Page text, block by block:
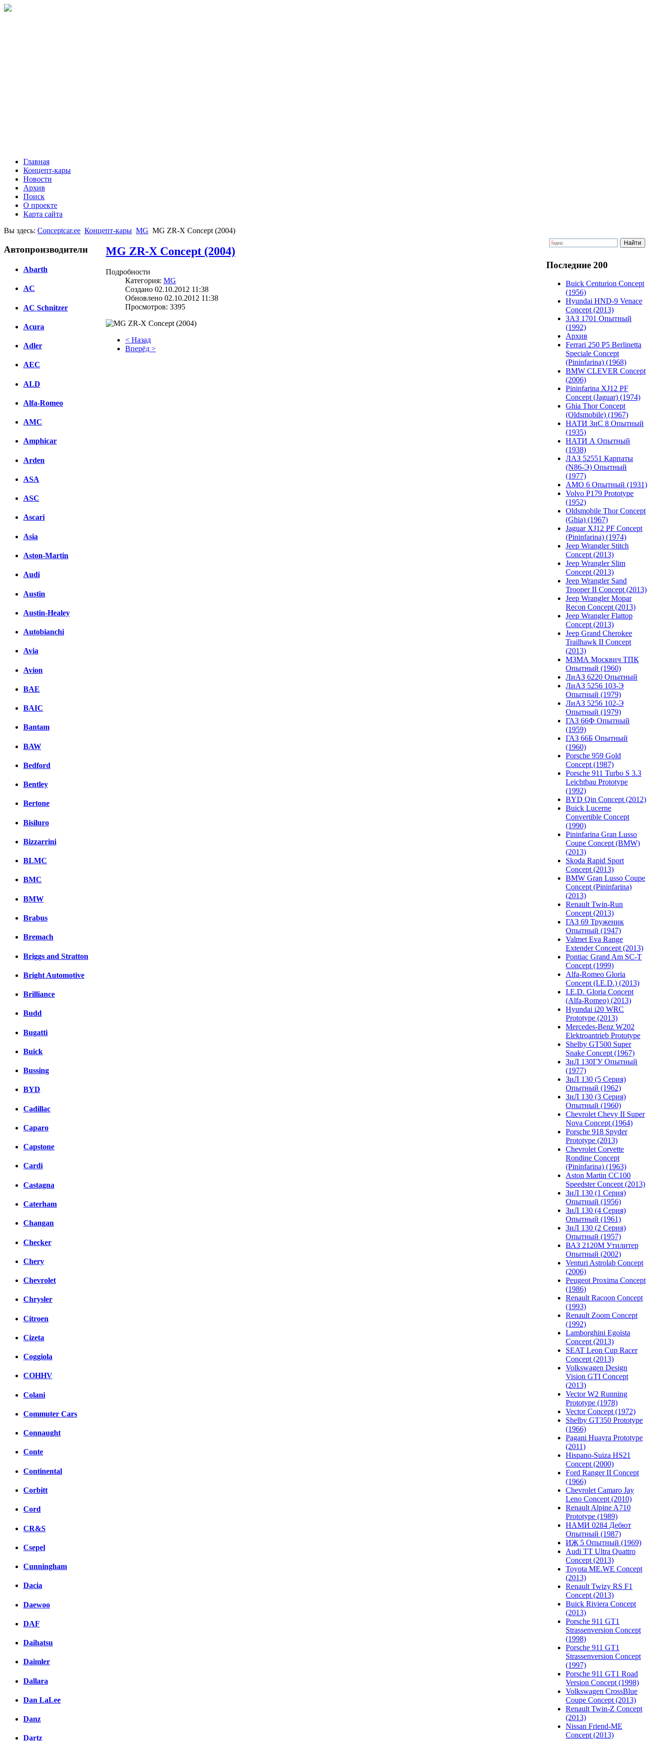
Главная
Концепт-кары
Новости
Архив
Поиск
О проекте
Карта сайта
Вы здесь: Conceptcar.ee Концепт-кары MG MG ZR-X Concept (2004)
Автопроизводители
Abarth
AC
AC Schnitzer
Acura
Adler
AEC
ALD
Alfa-Romeo
AMC
Amphicar
Arden
ASA
ASC
Ascari
Asia
Aston-Martin
Audi
Austin
Austin-Healey
Autobianchi
Avia
Avion
BAE
BAIC
Bantam
BAW
Bedford
Bentley
Bertone
Bisiluro
Bizzarrini
BLMC
BMC
BMW
Brabus
Bremach
Briggs and Stratton
Bright Automotive
Brilliance
Budd
Bugatti
Buick
Bussing
BYD
Cadillac
Caparo
Capstone
Cardi
Castagna
Caterham
Changan
Checker
Chery
Chevrolet
Chrysler
Citroen
Cizeta
Coggiola
COHHV
Colani
Commuter Cars
Connaught
Conte
Continental
Corbitt
Cord
CR&S
Csepel
Cunningham
Dacia
Daewoo
DAF
Daihatsu
Daimler
Dallara
Dan LaLee
Danz
Dartz
MG ZR-X Concept (2004)
Подробности
Категория: MG
Создано 02.10.2012 11:38
Обновлено 02.10.2012 11:38
Просмотров: 3395
< Назад
Вперёд >
Последние 200
Buick Centurion Concept
(1956)
Hyundai HND-9 Venace
Concept (2013)
ЗАЗ 1701 Опытный
(1992)
Архив
Ferrari 250 P5 Berlinetta
Speciale Concept
(Pininfarina) (1968)
BMW CLEVER Concept
(2006)
Pininfarina XJ12 PF
Concept (Jaguar) (1974)
Ghia Thor Concept
(Oldsmobile) (1967)
НАТИ ЗиС 8 Опытный
(1935)
НАТИ А Опытный
(1938)
ЛАЗ 52551 Карпаты
(N86-Э) Опытный
(1977)
АМО 6 Опытный (1931)
Volvo P179 Prototype
(1952)
Oldsmobile Thor Concept
(Ghia) (1967)
Jaguar XJ12 PF Concept
(Pininfarina) (1974)
Jeep Wrangler Stitch
Concept (2013)
Jeep Wrangler Slim
Concept (2013)
Jeep Wrangler Sand
Trooper II Concept (2013)
Jeep Wrangler Mopar
Recon Concept (2013)
Jeep Wrangler Flattop
Concept (2013)
Jeep Grand Cherokee
Trailhawk II Concept
(2013)
МЗМА Москвич ТПК
Опытный (1960)
ЛиАЗ 6220 Опытный
ЛиАЗ 5256 103-Э
Опытный (1979)
ЛиАЗ 5256 102-Э
Опытный (1979)
ГАЗ 66Ф Опытный
(1959)
ГАЗ 66Б Опытный
(1960)
Porsche 959 Gold
Concept (1987)
Porsche 911 Turbo S 3.3
Leichtbau Prototype
(1992)
BYD Qin Concept (2012)
Buick Lucerne
Convertible Concept
(1990)
Pininfarina Gran Lusso
Coupe Concept (BMW)
(2013)
Skoda Rapid Sport
Concept (2013)
BMW Gran Lusso Coupe
Concept (Pininfarina)
(2013)
Renault Twin-Run
Concept (2013)
ГАЗ 69 Труженик
Опытный (1947)
Valmet Eva Range
Extender Concept (2013)
Pontiac Grand Am SC-T
Concept (1999)
Alfa-Romeo Gloria
Concept (I.E.D.) (2013)
I.E.D. Gloria Concept
(Alfa-Romeo) (2013)
Hyundai i20 WRC
Prototype (2013)
Mercedes-Benz W202
Elektroantrieb Prototype
Shelby GT500 Super
Snake Concept (1967)
ЗиЛ 130ГУ Опытный
(1977)
ЗиЛ 130 (5 Серия)
Опытный (1962)
ЗиЛ 130 (3 Серия)
Опытный (1960)
Chevrolet Chevy II Super
Nova Concept (1964)
Porsche 918 Spyder
Prototype (2013)
Chevrolet Corvette
Rondine Concept
(Pininfarina) (1963)
Aston Martin CC100
Speedster Concept (2013)
ЗиЛ 130 (1 Серия)
Опытный (1956)
ЗиЛ 130 (4 Серия)
Опытный (1961)
ЗиЛ 130 (2 Серия)
Опытный (1957)
ВАЗ 2120М Утилитер
Опытный (2002)
Venturi Astrolab Concept
(2006)
Peugeot Proxima Concept
(1986)
Renault Racoon Concept
(1993)
Renault Zoom Concept
(1992)
Lamborghini Egoista
Concept (2013)
SEAT Leon Cup Racer
Concept (2013)
Volkswagen Design
Vision GTI Concept
(2013)
Vector W2 Running
Prototype (1978)
Vector Concept (1972)
Shelby GT350 Prototype
(1966)
Pagani Huayra Prototype
(2011)
Hispano-Suiza HS21
Concept (2000)
Ford Ranger II Concept
(1966)
Chevrolet Camaro Jay
Leno Concept (2010)
Renault Alpine A710
Prototype (1989)
НАМИ 0284 Дебют
Опытный (1987)
ИЖ 5 Опытный (1969)
Audi TT Ultra Quattro
Concept (2013)
Toyota ME.WE Concept
(2013)
Renault Twizy RS F1
Concept (2013)
Buick Riviera Concept
(2013)
Porsche 911 GT1
Strassenversion Concept
(1998)
Porsche 911 GT1
Strassenversion Concept
(1997)
Porsche 911 GT1 Road
Version Concept (1998)
Volkswagen CrossBlue
Coupe Concept (2013)
Renault Twin-Z Concept
(2013)
Nissan Friend-ME
Concept (2013)